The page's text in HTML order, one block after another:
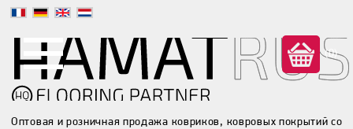
Оптовая и розничная продажа ковриков, ковровых покрытий со
(0)